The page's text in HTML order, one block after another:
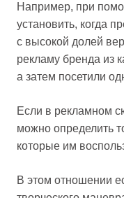
Например, при
установить, когда
с высокой долей
рекламу бренда из
а затем посетили
Если в рекламном
можно определить
которые им
В этом отношении